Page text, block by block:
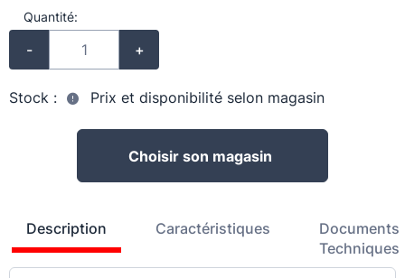
Quantité:
- +
Stock : Prix et disponibilité selon magasin
Choisir son magasin
Description Caractéristiques
Documents
Techniques